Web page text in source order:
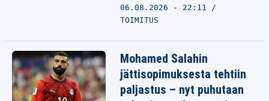
06.08.2026 - 22:11
TOIMITUS
Mohamed Salahin
jättisopimuksesta tehtiin
paljastus – nyt puhutaan